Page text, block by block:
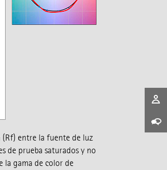
entre la fuente de luz
de prueba saturados y no
la gama de color de